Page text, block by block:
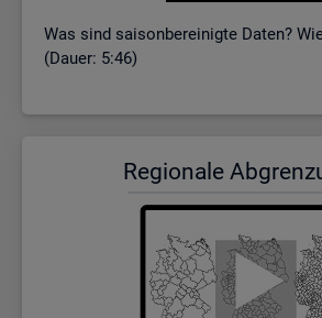
Was sind sai­son­be­rei­nig­te Daten?
(Dauer: 5:46)
Re­gio­na­le